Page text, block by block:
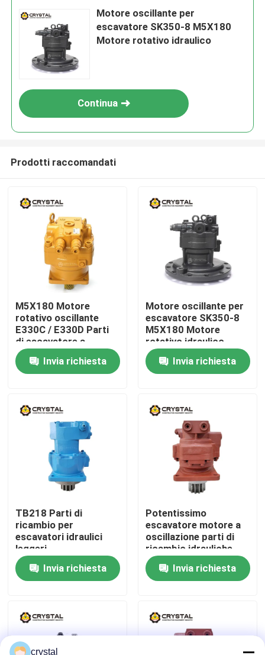
Casa.
Prodotti
Su di noi
Visita alla fabbrica
Contattaci
Notizie
Chiedi un preventivo
Escavatore Motore da viaggio
Motore oscillante per
escavatore SK350-8 M5X180
Motore rotativo idraulico
Continua
Prodotti raccomandati
M5X180 Motore
rotativo oscillante
E330C / E330D Parti
di escavatore a
trascinatore
Invia richiesta
Motore oscillante per
escavatore SK350-8
M5X180 Motore
rotativo idraulico
Invia richiesta
TB218 Parti di
ricambio per
escavatori idraulici
leggeri
Invia richiesta
Potentissimo
escavatore motore a
oscillazione parti di
ricambio idrauliche
versatile
Invia richiesta
crystal